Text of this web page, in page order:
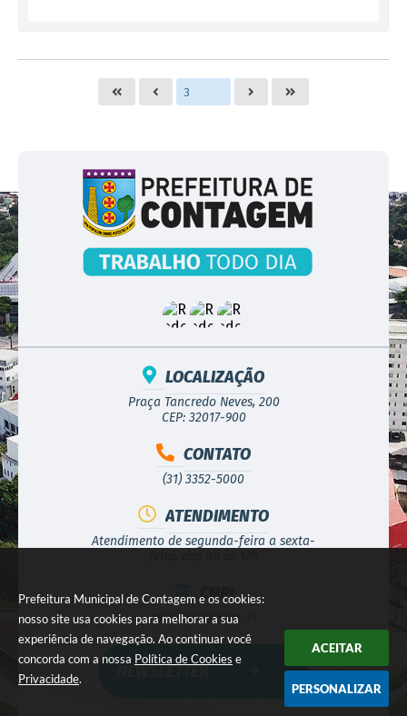
Prefeitura Municipal de Contagem e os cookies:
nosso site usa cookies para melhorar a sua
experiência de navegação. Ao continuar você
concorda com a nossa Política de Cookies e
Privacidade.
ACEITAR
PERSONALIZAR
LOCALIZAÇÃO
Praça Tancredo Neves, 200
CEP: 32017-900
CONTATO
(31) 3352-5000
ATENDIMENTO
Atendimento de segunda-feira a sexta-
CNPJ
18.715.508/0001-31
NEWSLETTER